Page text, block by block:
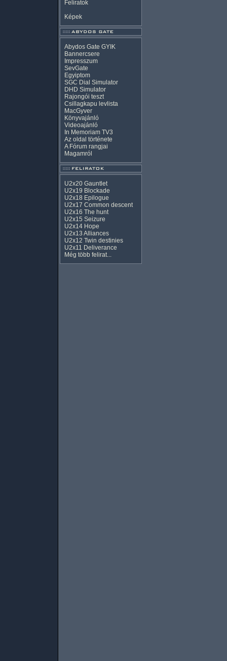
Feliratok
Képek
Abydos Gate GYIK
Bannercsere
Impresszum
SevGate
Egyiptom
SGC Dial Simulator
DHD Simulator
Rajongói teszt
Csillagkapu levlista
MacGyver
Könyvajánló
Videoajánló
In Memoriam TV3
Az oldal története
A Fórum rangjai
Magamról
U2x20 Gauntlet
U2x19 Blockade
U2x18 Epilogue
U2x17 Common descent
U2x16 The hunt
U2x15 Seizure
U2x14 Hope
U2x13 Alliances
U2x12 Twin destinies
U2x11 Deliverance
Még több felirat...